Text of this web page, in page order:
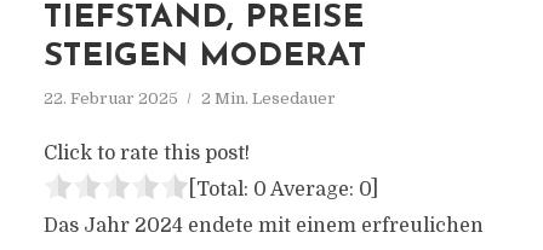
TIEFSTAND, PREISE
STEIGEN MODERAT
22. Februar 2025 2 Min. Lesedauer
Click to rate this post!
[Total: 0 Average: 0]
Das Jahr 2024 endete mit einem erfreulichen